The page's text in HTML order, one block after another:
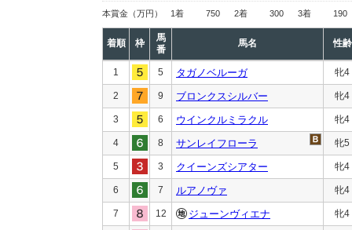
本賞金 （万円） 1着 750 2着 300 3着 190
着順 枠
馬
番
馬名 性齢
1 5 タガノベルーガ 牝4
2 9 ブロンクスシルバー 牝4
3 6 ウインクルミラクル 牝4
4 8 サンレイフローラ 牝5
5 3 クイーンズシアター 牝4
6 7 ルアノヴァ 牝4
7 12 ジューンヴィエナ 牝4